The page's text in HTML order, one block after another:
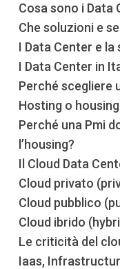
Cosa sono i Data
Che soluzioni e
I Data Center e la
I Data Center in
Perché scegliere
Hosting o
Perché una Pmi
l’housing?
Il Cloud Data
Cloud privato
Cloud pubblico
Cloud ibrido
Le criticità del
Iaas,